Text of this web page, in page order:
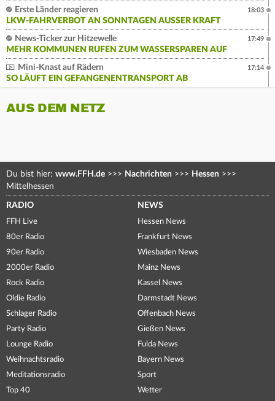
Erste Länder reagieren
LKW-FAHRVERBOT AN SONNTAGEN AUSSER KRAFT
18:03
News-Ticker zur Hitzewelle
MEHR KOMMUNEN RUFEN ZUM WASSERSPAREN AUF
17:49
Mini-Knast auf Rädern
SO LÄUFT EIN GEFANGENENTRANSPORT AB
17:14
AUS DEM NETZ
Du bist hier: www.FFH.de >>> Nachrichten >>> Hessen >>>
Mittelhessen
RADIO
FFH Live
80er Radio
90er Radio
2000er Radio
Rock Radio
Oldie Radio
Schlager Radio
Party Radio
Lounge Radio
Weihnachtsradio
Meditationsradio
Top 40
NEWS
Hessen News
Frankfurt News
Wiesbaden News
Mainz News
Kassel News
Darmstadt News
Offenbach News
Gießen News
Fulda News
Bayern News
Sport
Wetter